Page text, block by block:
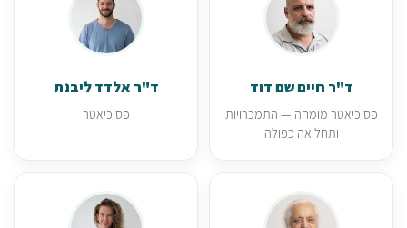
ד"ר חיים שם דוד
פסיכיאטר מומחה — התמכרויות
ותחלואה כפולה
ד"ר אלדד ליבנת
פסיכיאטר